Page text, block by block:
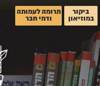
ביקור
במוזיאון
תרומה לעמותה
ודמי חבר